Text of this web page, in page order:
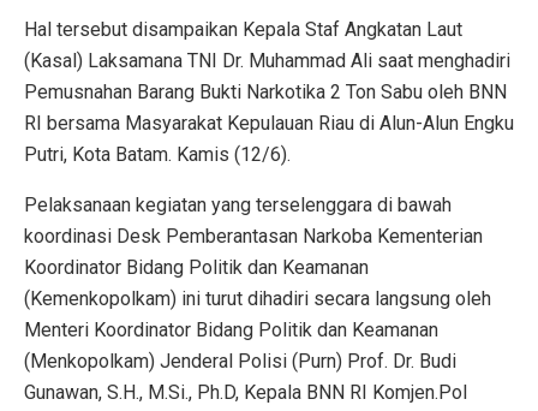
Hal tersebut disampaikan Kepala Staf Angkatan Laut
(Kasal) Laksamana TNI Dr. Muhammad Ali saat menghadiri
Pemusnahan Barang Bukti Narkotika 2 Ton Sabu oleh BNN
RI bersama Masyarakat Kepulauan Riau di Alun-Alun Engku
Putri, Kota Batam. Kamis (12/6).
Pelaksanaan kegiatan yang terselenggara di bawah
koordinasi Desk Pemberantasan Narkoba Kementerian
Koordinator Bidang Politik dan Keamanan
(Kemenkopolkam) ini turut dihadiri secara langsung oleh
Menteri Koordinator Bidang Politik dan Keamanan
(Menkopolkam) Jenderal Polisi (Purn) Prof. Dr. Budi
Gunawan, S.H., M.Si., Ph.D, Kepala BNN RI Komjen.Pol